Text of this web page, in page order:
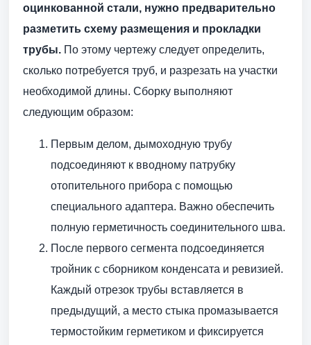
оцинкованной стали, нужно предварительно
разметить схему размещения и прокладки
трубы. По этому чертежу следует определить,
сколько потребуется труб, и разрезать на участки
необходимой длины. Сборку выполняют
следующим образом:
Первым делом, дымоходную трубу
подсоединяют к вводному патрубку
отопительного прибора с помощью
специального адаптера. Важно обеспечить
полную герметичность соединительного шва.
После первого сегмента подсоединяется
тройник с сборником конденсата и ревизией.
Каждый отрезок трубы вставляется в
предыдущий, а место стыка промазывается
термостойким герметиком и фиксируется